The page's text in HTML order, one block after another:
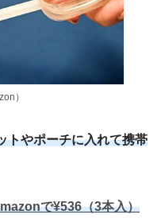
）
トやポーチに入れて携帯
で¥536（3本入）